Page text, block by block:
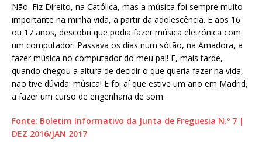
Não. Fiz Direito, na Católica, mas a música foi sempre muito
importante na minha vida, a partir da adolescência. E aos 16
ou 17 anos, descobri que podia fazer música eletrónica com
um computador. Passava os dias num sótão, na Amadora, a
fazer música no computador do meu pai! E, mais tarde,
quando chegou a altura de decidir o que queria fazer na vida,
não tive dúvida: música! E foi aí que estive um ano em Madrid,
a fazer um curso de engenharia de som.
Fonte: Boletim Informativo da Junta de Freguesia N.º 7 |
DEZ 2016/JAN 2017